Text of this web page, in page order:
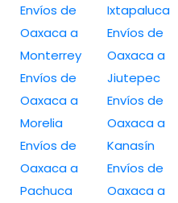
Envíos de
Oaxaca a
Monterrey
Envíos de
Oaxaca a
Morelia
Envíos de
Oaxaca a
Pachuca
Ixtapaluca
Envíos de
Oaxaca a
Jiutepec
Envíos de
Oaxaca a
Kanasín
Envíos de
Oaxaca a